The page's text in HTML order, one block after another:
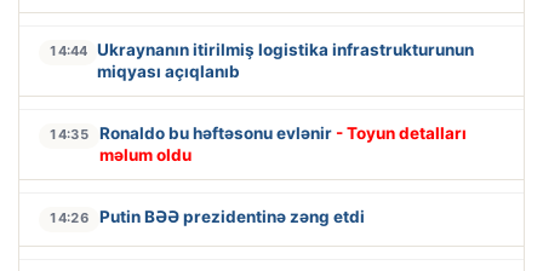
14:44 Ukraynanın itirilmiş logistika infrastrukturunun
miqyası açıqlanıb
14:35 Ronaldo bu həftəsonu evlənir - Toyun detalları
məlum oldu
14:26 Putin BƏƏ prezidentinə zəng etdi